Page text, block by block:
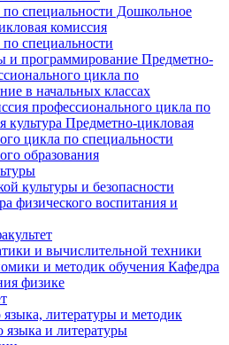
специальности Дошкольное
комиссия
специальности
и программирование Предметно-
цикла по
в начальных классах
профессионального цикла по
культура Предметно-цикловая
цикла по специальности
образования
культуры и безопасности
физического воспитания и
и вычислительной техники
и методик обучения Кафедра
физике
языка, литературы и методик
языка и литературы